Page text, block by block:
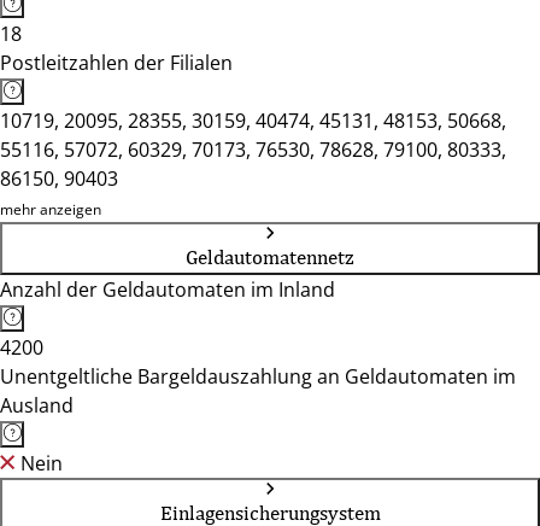
18
Postleitzahlen der Filialen
10719, 20095, 28355, 30159, 40474, 45131, 48153, 50668,
55116, 57072, 60329, 70173, 76530, 78628, 79100, 80333,
86150, 90403
mehr anzeigen
Geldautomatennetz
Anzahl der Geldautomaten im Inland
4200
Unentgeltliche Bargeldauszahlung an Geldautomaten im
Ausland
Nein
Einlagensicherungsystem